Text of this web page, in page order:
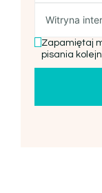
Zapamiętaj
pisania